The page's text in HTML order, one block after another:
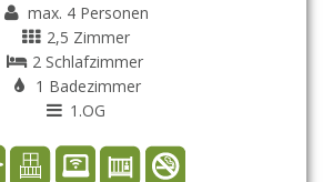
max. 4 Personen
2,5 Zimmer
2 Schlafzimmer
1 Badezimmer
1.OG